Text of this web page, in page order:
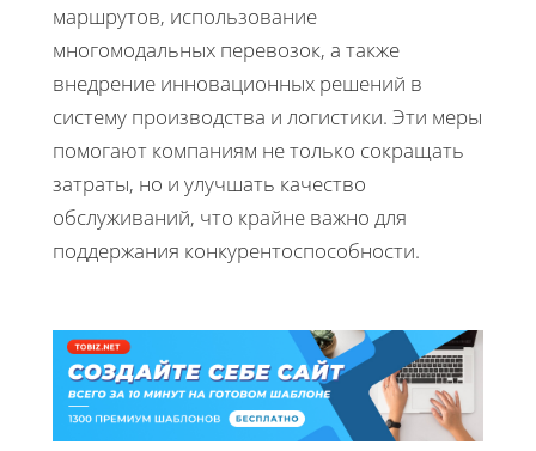
маршрутов, использование
многомодальных перевозок, а также
внедрение инновационных решений в
систему производства и логистики. Эти меры
помогают компаниям не только сокращать
затраты, но и улучшать качество
обслуживаний, что крайне важно для
поддержания конкурентоспособности.